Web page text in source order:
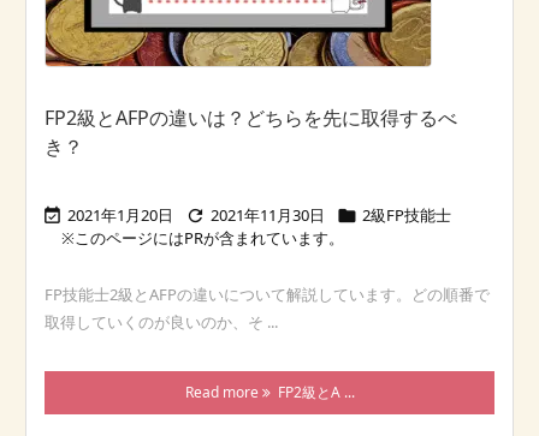
FP2級とAFPの違いは？どちらを先に取得するべ
き？
 2021年1月20日  2021年11月30日  2級FP技能士
FP技能士2級とAFPの違いについて解説しています。どの順番で
取得していくのが良いのか、そ ...
Read more FP2級とA ...